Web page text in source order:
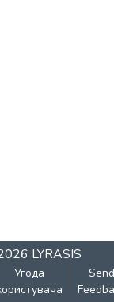
LYRASIS
Угода
Send